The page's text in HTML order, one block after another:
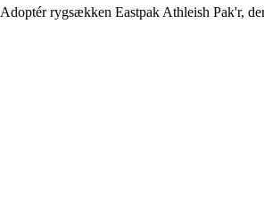
Adoptér rygsækken Eastpak Athleish Pak'r,